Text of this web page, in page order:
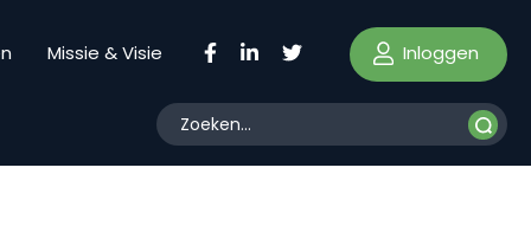
Missie & Visie Inloggen